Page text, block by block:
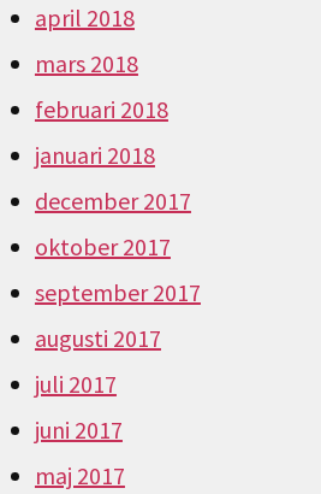
april 2018
mars 2018
februari 2018
januari 2018
december 2017
oktober 2017
september 2017
augusti 2017
juli 2017
juni 2017
maj 2017